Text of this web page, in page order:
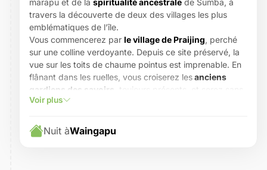
pittoresque pont de bambou , avant de profiter de
la vue sur ce site naturel impressionnant, où l’eau
cristalline chute en escalier dans un décor tropical.
Nuit à Waikabubak
, charmante bourgade nichée dans
les collines, point de départ idéal pour poursuivre votre
découverte de
l’île aux mille temples et plages
secrètes
travers la découverte de deux des villages les plus
emblématiques de l’île.
Vous commencerez par le village de Praijing, perché
sur une colline verdoyante. Depuis ce site préservé, la
vue sur les toits de chaume pointus est imprenable. En
flânant dans les ruelles, vous croiserez lesanciens
gardiens des savoirs
, toujours présents, et serez sans
doute accueillis avec curiosité et sourires par les
quotidien des habitants, entre traditions et lien profond
avec la nature.
Voir plus
Nuit àWaingapu